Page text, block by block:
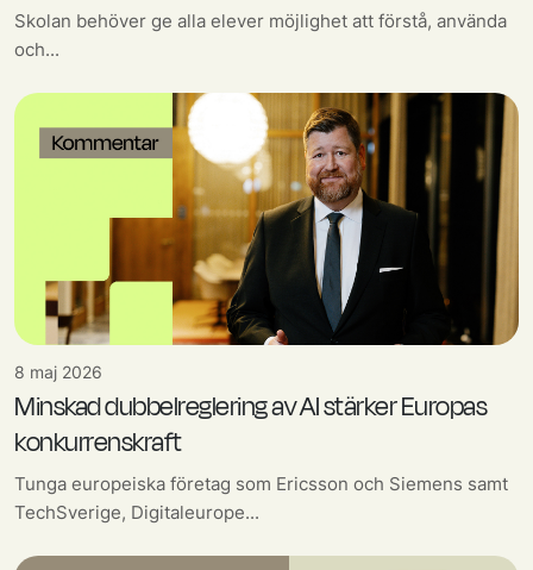
Skolan behöver ge alla elever möjlighet att förstå, använda
och...
8 maj 2026
Minskad dubbelreglering av AI stärker Europas
konkurrenskraft
Tunga europeiska företag som Ericsson och Siemens samt
TechSverige, Digitaleurope...